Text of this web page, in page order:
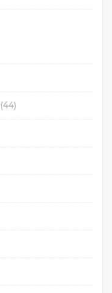
(44)